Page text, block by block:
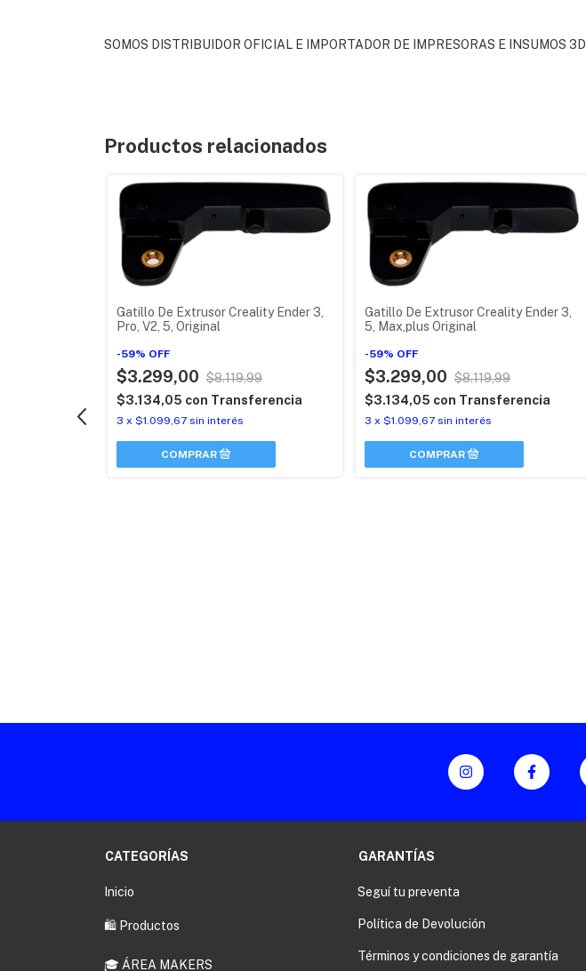
SOMOS DISTRIBUIDOR OFICIAL E IMPORTADOR DE IMPRESORAS E INSUMOS 3D
Productos relacionados
Gatillo De Extrusor Creality Ender 3,
Pro, V2, 5, Original
-59% OFF
$3.299,00 $8.119,99
$3.134,05 con Transferencia
3 x $1.099,67 sin interés
Gatillo De Extrusor Creality Ender 3,
5, Max,plus Original
-59% OFF
$3.299,00 $8.119,99
$3.134,05 con Transferencia
3 x $1.099,67 sin interés
CATEGORÍAS
Inicio
🛍️ Productos
🎓 ÁREA MAKERS
GARANTÍAS
Seguí tu preventa
Política de Devolución
Términos y condiciones de garantía